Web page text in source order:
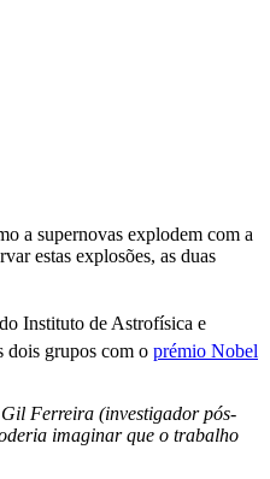
a supernovas explodem com a
estas explosões, as duas
Instituto de Astrofísica e
dois grupos com o prémio Nobel
Ferreira (investigador pós-
imaginar que o trabalho